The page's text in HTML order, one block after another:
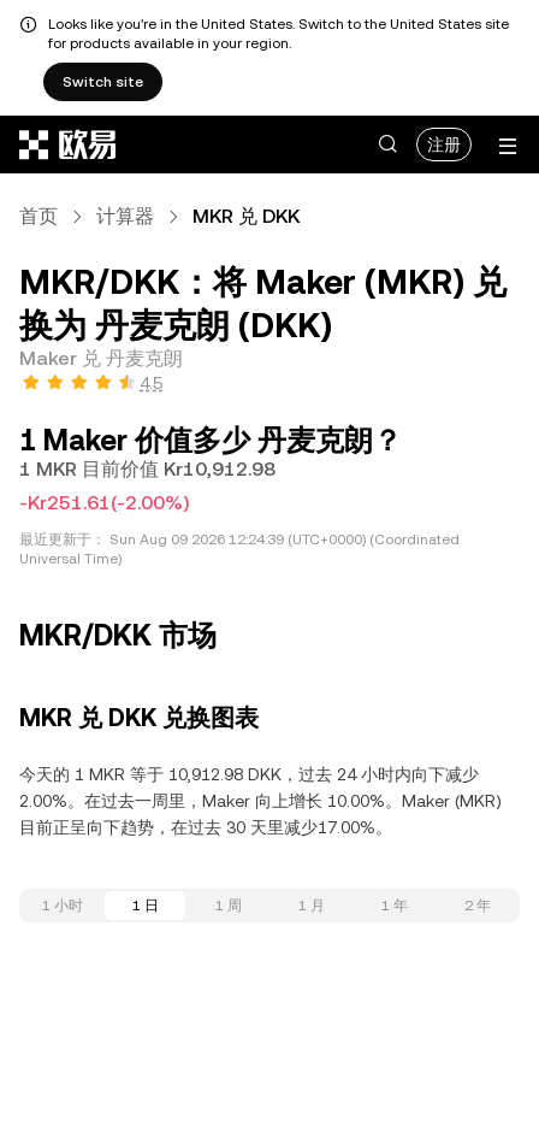
Looks like you're in the United States. Switch to the United States site
for products available in your region.
Switch site
注册
首页 计算器 MKR 兑 DKK
MKR/DKK：将 Maker (MKR) 兑
换为 丹麦克朗 (DKK)
Maker 兑 丹麦克朗
4.5
1 Maker 价值多少 丹麦克朗？
1 MKR 目前价值 Kr10,912.98
-Kr251.61(-2.00%)
最近更新于：
Sun Aug 09 2026 12:24:39 (UTC+0000) (Coordinated
Universal Time)
MKR/DKK 市场
MKR 兑 DKK 兑换图表
今天的 1 MKR 等于 10,912.98 DKK，过去 24 小时内向下减少
2.00%。在过去一周里，Maker 向上增长 10.00%。Maker (MKR)
目前正呈向下趋势，在过去 30 天里减少17.00%。
1 小时 1 日 1 周 1 月 1 年 2 年